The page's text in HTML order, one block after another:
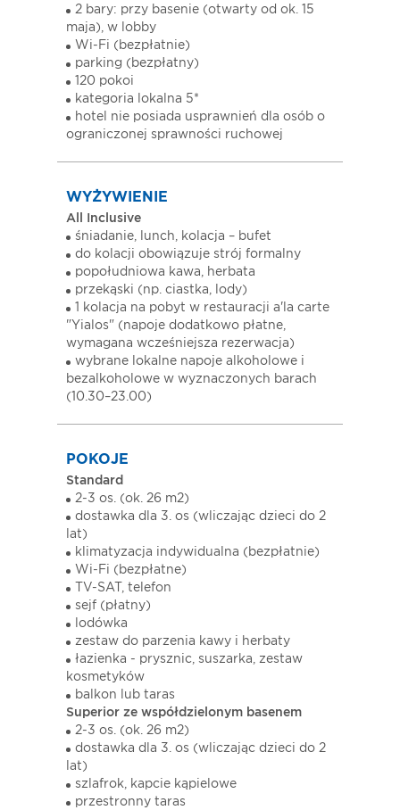
2 bary: przy basenie (otwarty od ok. 15
maja), w lobby
Wi-Fi (bezpłatnie)
parking (bezpłatny)
120 pokoi
kategoria lokalna 5*
hotel nie posiada usprawnień dla osób o
ograniczonej sprawności ruchowej
WYŻYWIENIE
All Inclusive
śniadanie, lunch, kolacja – bufet
do kolacji obowiązuje strój formalny
popołudniowa kawa, herbata
przekąski (np. ciastka, lody)
1 kolacja na pobyt w restauracji a'la carte
"Yialos" (napoje dodatkowo płatne,
wymagana wcześniejsza rezerwacja)
wybrane lokalne napoje alkoholowe i
bezalkoholowe w wyznaczonych barach
(10.30–23.00)
POKOJE
Standard
2-3 os. (ok. 26 m2)
dostawka dla 3. os (wliczając dzieci do 2
lat)
klimatyzacja indywidualna (bezpłatnie)
Wi-Fi (bezpłatne)
TV-SAT, telefon
sejf (płatny)
lodówka
zestaw do parzenia kawy i herbaty
łazienka - prysznic, suszarka, zestaw
kosmetyków
balkon lub taras
Superior ze współdzielonym basenem
2-3 os. (ok. 26 m2)
dostawka dla 3. os (wliczając dzieci do 2
lat)
szlafrok, kapcie kąpielowe
przestronny taras